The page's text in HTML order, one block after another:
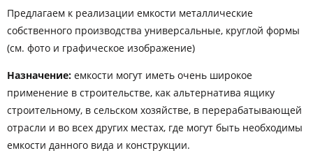
Предлагаем к реализации емкости металлические
собственного производства универсальные, круглой формы
(см. фото и графическое изображение)
Назначение: емкости могут иметь очень широкое
применение в строительстве, как альтернатива ящику
строительному, в сельском хозяйстве, в перерабатывающей
отрасли и во всех других местах, где могут быть необходимы
емкости данного вида и конструкции.